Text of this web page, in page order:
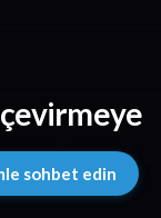
sohbet edin